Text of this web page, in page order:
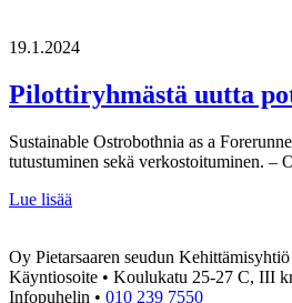
19.1.2024
Pilottiryhmästä uutta
Sustainable Ostrobothnia as a
tutustuminen sekä verkostoituminen. –
Lue lisää
vastuullisuustyöhön
ja
kiertotalousajatteluun
Oy Pietarsaaren seudun
Käyntiosoite • Koulukatu 25-27 C, III
Infopuhelin • 010 239 7550